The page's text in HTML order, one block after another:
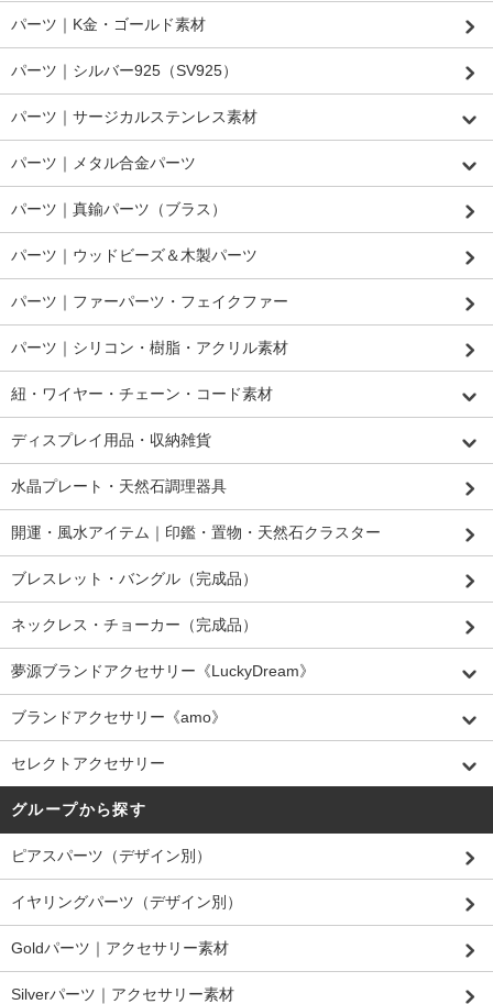
パーツ｜K金・ゴールド素材
パーツ｜シルバー925（SV925）
パーツ｜サージカルステンレス素材
パーツ｜メタル合金パーツ
パーツ｜真鍮パーツ（ブラス）
パーツ｜ウッドビーズ＆木製パーツ
パーツ｜ファーパーツ・フェイクファー
パーツ｜シリコン・樹脂・アクリル素材
紐・ワイヤー・チェーン・コード素材
ディスプレイ用品・収納雑貨
水晶プレート・天然石調理器具
開運・風水アイテム｜印鑑・置物・天然石クラスター
ブレスレット・バングル（完成品）
ネックレス・チョーカー（完成品）
夢源ブランドアクセサリー《LuckyDream》
ブランドアクセサリー《amo》
セレクトアクセサリー
グループから探す
ピアスパーツ（デザイン別）
イヤリングパーツ（デザイン別）
Goldパーツ｜アクセサリー素材
Silverパーツ｜アクセサリー素材